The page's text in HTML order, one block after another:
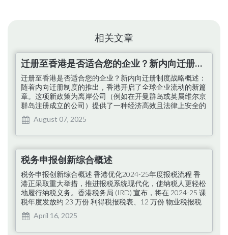
相关文章
迁册至香港是否适合您的企业？新内向迁册制度的战略概述
迁册至香港是否适合您的企业？新内向迁册制度战略概述：
随着内向迁册制度的推出，香港开启了全球企业流动的新篇
章。这项新政策为离岸公司（例如在开曼群岛或英属维尔京
群岛注册成立的公司）提供了一种经济高效且法律上安全的
途径，使其能够重新注册为在香港注册成立的实体，而不会
丧失其法律身份或影响业务连续性。为何考虑迁册至香
August 07, 2025
税务申报创新综合概述
税务申报创新综合概述 香港优化2024-25年度报税流程 香
港正采取重大举措，推进报税系统现代化，使纳税人更轻松
地履行纳税义务。香港税务局 (IRD) 宣布，将在 2024-25 课
税年度发放约 23 万份 利得税报税表、12 万份 物业税报税
表和 33 万份雇主报税表。此外，个人纳税人预计将于 5 月
2 日 发放 266 万份 报税表。 此举标志着税务合规向数字化
April 16, 2025